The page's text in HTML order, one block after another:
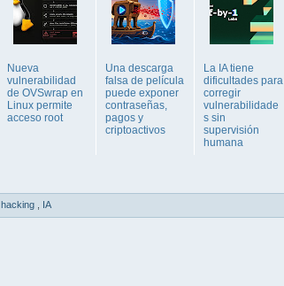
Nueva
vulnerabilidad
de OVSwrap en
Linux permite
acceso root
Una descarga
falsa de película
puede exponer
contraseñas,
pagos y
criptoactivos
La IA tiene
dificultades para
corregir
vulnerabilidade
s sin
supervisión
humana
hacking IA